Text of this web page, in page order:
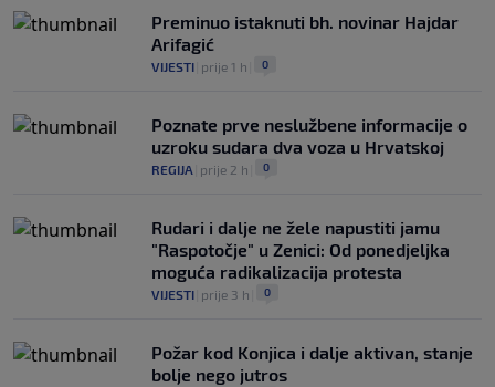
Preminuo istaknuti bh. novinar Hajdar
Arifagić
VIJESTI prije 1 h 0
Poznate prve neslužbene informacije o
uzroku sudara dva voza u Hrvatskoj
REGIJA prije 2 h 0
Rudari i dalje ne žele napustiti jamu
"Raspotočje" u Zenici: Od ponedjeljka
moguća radikalizacija protesta
VIJESTI prije 3 h 0
Požar kod Konjica i dalje aktivan, stanje
bolje nego jutros